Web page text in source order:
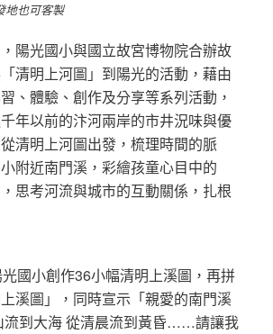
地也可客製
光國小與國立故宮博物院合辦故
清明上河圖」到陽光的活動，藉由
、體驗、創作及分享等系列活動，
年以前的汴河兩岸的市井況味與優
清明上河圖出發，梳理時間的脈
附近南門溪，彩繪孩童心目中的
，思考河流與城市的互動關係，扎根
小創作36小幅清明上溪圖，再拼
溪圖」，同時宣示「親愛的南門溪
流到大海 從清晨流到黃昏……請讓我